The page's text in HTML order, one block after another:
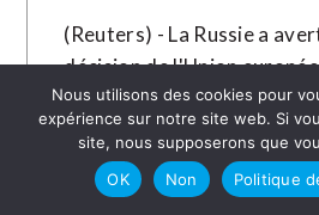
(Reuters) - La Russie a
décision de l'Union
les importations de pétrole
déstabiliserait
mondiaux…
Nous utilisons des cookies pour
expérience sur notre site web. Si
site, nous supposerons que
OK
Non Politique